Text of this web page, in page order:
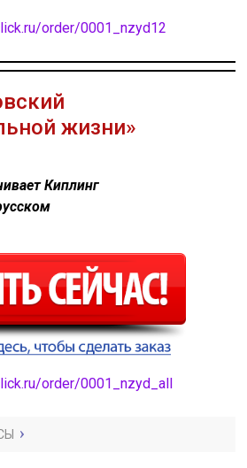
order/0001_nzyd12
жизни»
Киплинг
order/0001_nzyd_all